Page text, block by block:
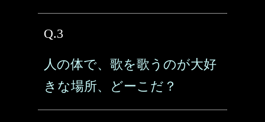
Q.3
人の体で、歌を歌うのが大好
きな場所、どーこだ？